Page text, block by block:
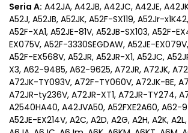
Seria A: A42JA, A42JB, A42JC, A42JE,
A52J, A52JB, A52JK, A52F-SX119, A52Jr-
A52F-XA1, A52JE-81V, A52JB-SX103, A52F-
EX075V, A52F-3330SEGDAW, A52JE-
A52F-EX568V, A52JR, A52JR-X1, A52JC,
X3, A62-9485, A62-9625, A72JR, A72JK,
A72JK-TY093V, A72F-TY060V, A72JK-BE,
A72JR-ty236V, A72JR-XT1, A72JR-TY274,
A2540HA40, A42JVA50, A52FXE2A60, A62-
A52JE-EX214V, A2C, A2D, A2G, A2H, A2K,